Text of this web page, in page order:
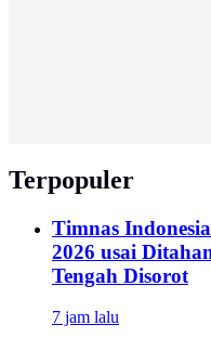
Terpopuler
Timnas
2026 usai
Tengah Disorot
7 jam lalu